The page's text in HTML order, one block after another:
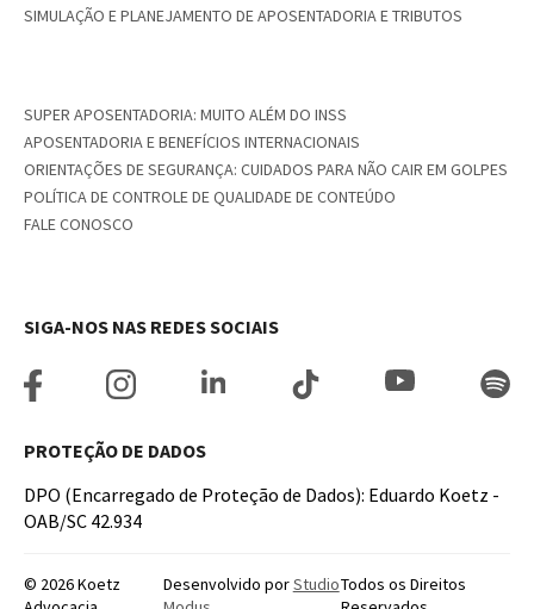
SIMULAÇÃO E PLANEJAMENTO DE APOSENTADORIA E TRIBUTOS
SUPER APOSENTADORIA: MUITO ALÉM DO INSS
APOSENTADORIA E BENEFÍCIOS INTERNACIONAIS
ORIENTAÇÕES DE SEGURANÇA: CUIDADOS PARA NÃO CAIR EM GOLPES
POLÍTICA DE CONTROLE DE QUALIDADE DE CONTEÚDO
FALE CONOSCO
SIGA-NOS NAS REDES SOCIAIS
PROTEÇÃO DE DADOS
DPO (Encarregado de Proteção de Dados): Eduardo Koetz -
OAB/SC 42.934
© 2026 Koetz
Desenvolvido porStudioTodos os Direitos